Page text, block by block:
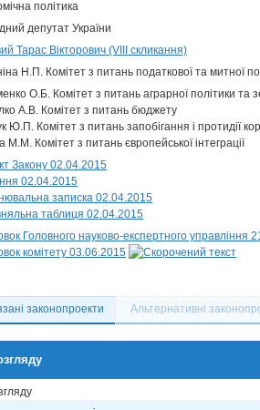
політика
депутат України
Тарас Вікторович (VIII скликання)
Н.П. Комітет з питань податкової та митної
О.Б. Комітет з питань аграрної політики та
А.В. Комітет з питань бюджету
Ю.П. Комітет з питань запобігання і протидії
М.М. Комітет з питань європейської інтеграції
Закону 02.04.2015
02.04.2015
записка 02.04.2015
таблиця 02.04.2015
Головного науково-експертного управління
комітету 03.06.2015
законопроекти Альтернативні